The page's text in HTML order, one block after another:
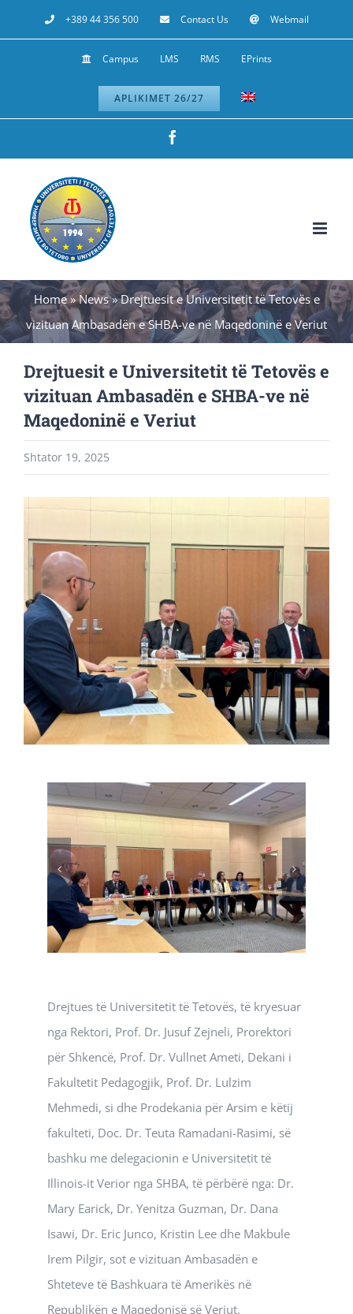
to
+389 44 356 500 Contact Us Webmail
Campus LMS RMS EPrints
APLIKIMET 26/27
Home»News»Drejtuesit e Universitetit të Tetovës e
vizituan Ambasadën e SHBA-ve në Maqedoninë e Veriut
Drejtuesit e Universitetit të Tetovës e
vizituan Ambasadën e SHBA-ve në
Maqedoninë e Veriut
Shtator 19, 2025
Larger
Image
Drejtues të Universitetit të Tetovës, të kryesuar
nga Rektori, Prof. Dr. Jusuf Zejneli, Prorektori
për Shkencë, Prof. Dr. Vullnet Ameti, Dekani i
Fakultetit Pedagogjik, Prof. Dr. Lulzim
Mehmedi, si dhe Prodekania për Arsim e këtij
fakulteti, Doc. Dr. Teuta Ramadani-Rasimi, së
bashku me delegacionin e Universitetit të
Illinois-it Verior nga SHBA, të përbërë nga: Dr.
Mary Earick, Dr. Yenitza Guzman, Dr. Dana
Isawi, Dr. Eric Junco, Kristin Lee dhe Makbule
Irem Pilgir, sot e vizituan Ambasadën e
Shteteve të Bashkuara të Amerikës në
Republikën e Maqedonisë së Veriut.